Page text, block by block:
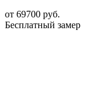
от 69700 руб.
Бесплатный замер